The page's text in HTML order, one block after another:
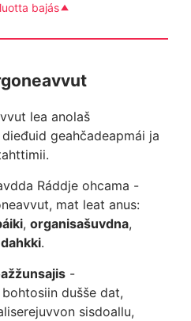
bajás
lea anolaš
geahčadeapmái ja
Ráddje ohcama -
mat leat anus:
, organisašuvdna,
dahkki.
-
dušše dat,
sisdoallu,